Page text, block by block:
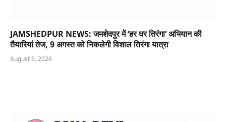
JAMSHEDPUR NEWS: जमशेदपुर में ‘हर घर तिरंगा’ अभियान की
तैयारियां तेज, 9 अगस्त को निकलेगी विशाल तिरंगा यात्रा
August 6, 2026